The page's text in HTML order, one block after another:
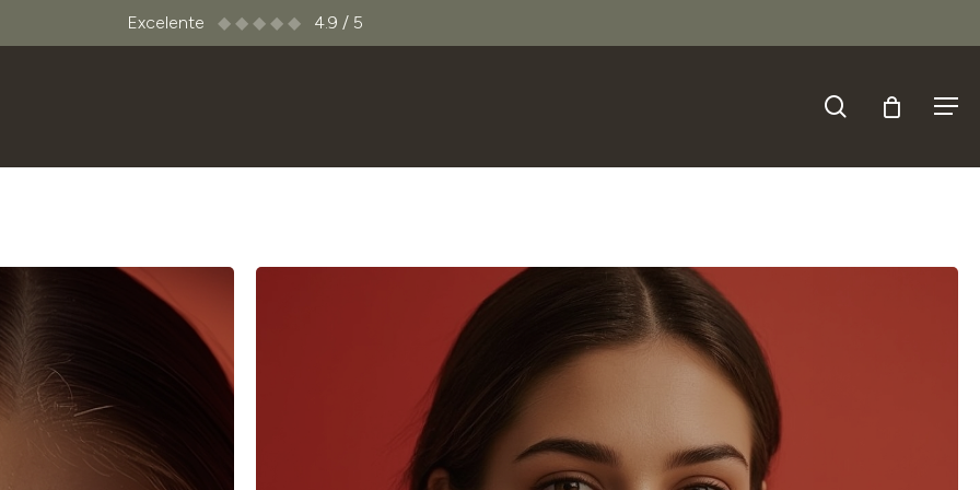
Excelente ◆ ◆ ◆ ◆ ◆ 4.9 / 5
search Menu